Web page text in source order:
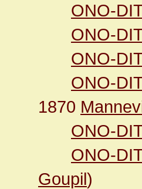
ONO-
ONO-
ONO-
ONO-
1870
ONO-
ONO-
Goupil)